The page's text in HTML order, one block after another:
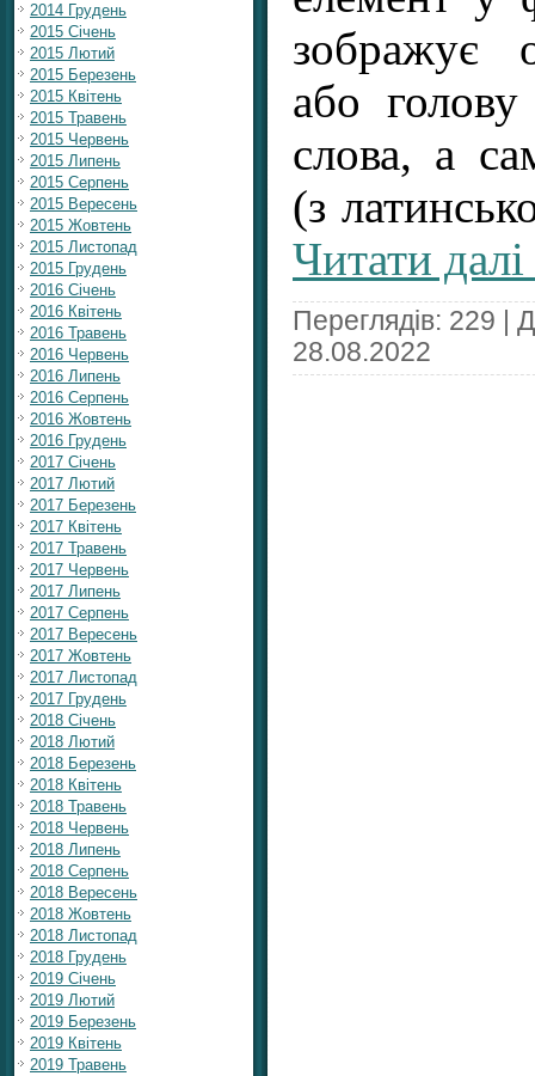
2014 Грудень
2015 Січень
2015 Лютий
2015 Березень
2015 Квітень
2015 Травень
2015 Червень
2015 Липень
2015 Серпень
2015 Вересень
2015 Жовтень
2015 Листопад
2015 Грудень
2016 Січень
2016 Квітень
2016 Травень
2016 Червень
2016 Липень
2016 Серпень
2016 Жовтень
2016 Грудень
2017 Січень
2017 Лютий
2017 Березень
2017 Квітень
2017 Травень
2017 Червень
2017 Липень
2017 Серпень
2017 Вересень
2017 Жовтень
2017 Листопад
2017 Грудень
2018 Січень
2018 Лютий
2018 Березень
2018 Квітень
2018 Травень
2018 Червень
2018 Липень
2018 Серпень
2018 Вересень
2018 Жовтень
2018 Листопад
2018 Грудень
2019 Січень
2019 Лютий
2019 Березень
2019 Квітень
2019 Травень
зображує
або
слова, а
(з
Читати
Переглядів: 229 |
28.08.2022